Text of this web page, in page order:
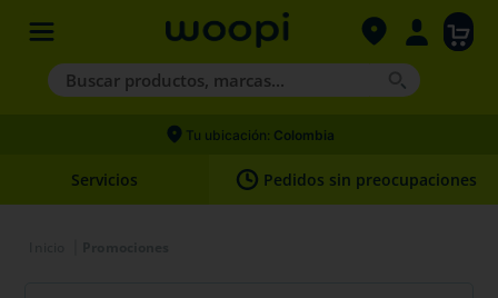
Buscar productos, marcas...
Términos más buscados
2.
hills
Tu ubicación: Colombia
Servicios Pedidos sin preocupaciones